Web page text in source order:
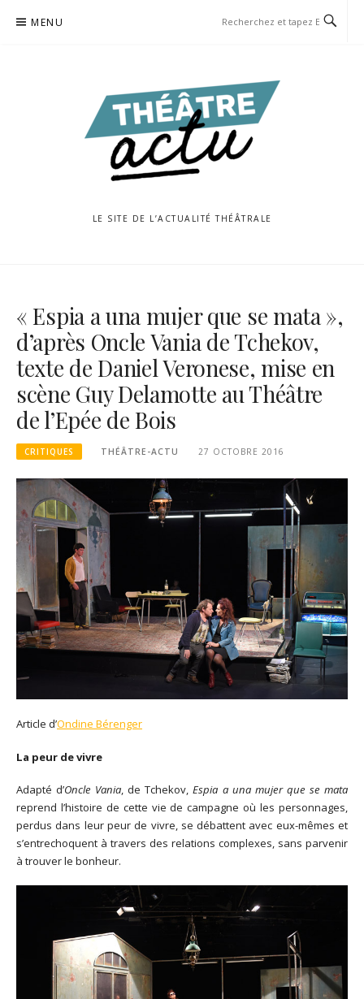
MENU
LE SITE DE L’ACTUALITÉ THÉÂTRALE
« Espia a una mujer que se mata »,
d’après Oncle Vania de Tchekov,
texte de Daniel Veronese, mise en
scène Guy Delamotte au Théâtre
de l’Epée de Bois
CRITIQUES THÉÂTRE-ACTU 27 OCTOBRE 2016
Article d’Ondine Bérenger
La peur de vivre
Adapté d’Oncle Vania, de Tchekov,Espia a una mujer que se mata
reprend l’histoire de cette vie de campagne où les personnages,
perdus dans leur peur de vivre, se débattent avec eux-mêmes et
s’entrechoquent à travers des relations complexes, sans parvenir
à trouver le bonheur.